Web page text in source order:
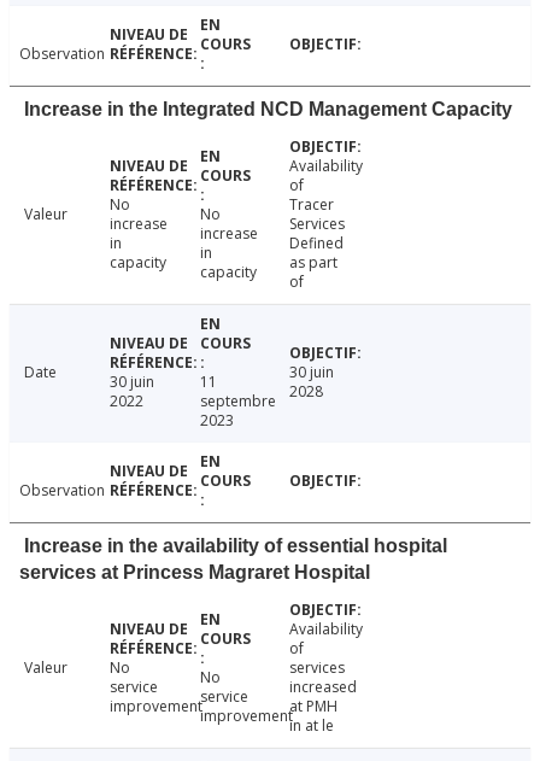
Observation
Increase in the Integrated NCD Management Capacity
Valeur
No
increase
in
capacity
No
increase
in
capacity
Availability
of
Tracer
Services
Defined
as part
of
Date
30 juin
2022
11
septembre
2023
30 juin
2028
Observation
Increase in the availability of essential hospital
services at Princess Magraret Hospital
Valeur
No
service
improvement
No
service
improvement
Availability
of
services
increased
at PMH
in at le